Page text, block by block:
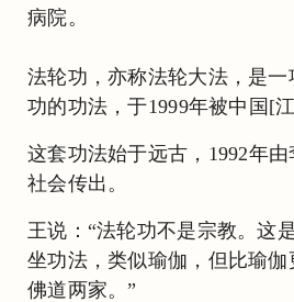
病院。
法轮功，亦称法轮大法，是
功的功法，于1999年被中国[
这套功法始于远古，1992年
社会传出。
王说：“法轮功不是宗教。这
坐功法，类似瑜伽，但比瑜
佛道两家。”